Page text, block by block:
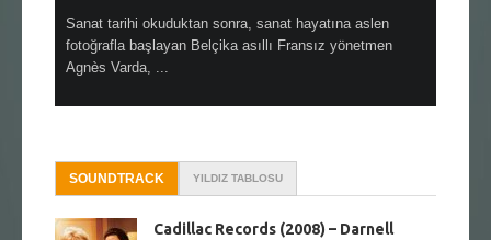
Sanat tarihi okuduktan sonra, sanat hayatına aslen
fotoğrafla başlayan Belçika asıllı Fransız yönetmen
Agnès Varda, ...
SOUNDTRACK YILDIZ TABLOSU
Cadillac Records (2008) – Darnell